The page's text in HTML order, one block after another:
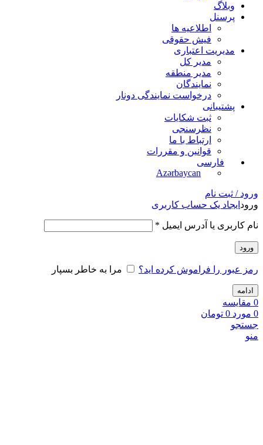
وبلاگ
پرسنل
اطلاعیه ها
فیش حقوقی
مدیریت اعتباری
مدیر کل
مدیر منطقه
نمایندگان
درخواست نمایندگی دونار
پشتیبانی
ثبت شکایات
نظرسنجی
ارتباط با ما
قوانین و مقررات
فارسی
Azərbaycan
ورود / ثبت نام
ورود ایجاد یک حساب کاربری
نام کاربری یا آدرس ایمیل *
ورود
رمز عبور را فراموش کرده اید؟ مرا به خاطر بسپار
ادامه
0 مقايسه
0 مورد 0 تومان
جستجو
منو